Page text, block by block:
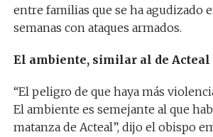
entre familias que se ha agudizado
semanas con ataques armados.
El ambiente, similar al de Acteal
“El peligro de que haya más
El ambiente es semejante al que
matanza de Acteal”, dijo el obispo